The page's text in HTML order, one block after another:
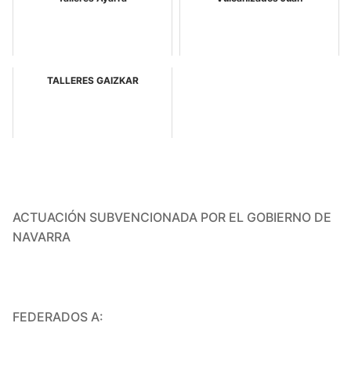
TALLERES GAIZKAR
ACTUACIÓN SUBVENCIONADA POR EL GOBIERNO DE
NAVARRA
FEDERADOS A: